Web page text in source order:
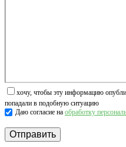
хочу, чтобы эту информацию
попадали в подобную ситуацию
Даю согласие на обработку